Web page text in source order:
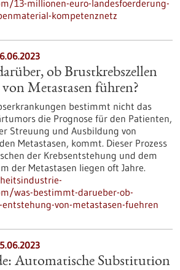
13-millionen-euro-landesfoerderung-
kompetenznetz
ob Brustkrebszellen
Metastasen führen?
bestimmt nicht das
die Prognose für den Patienten,
Streuung und Ausbildung von
Metastasen, kommt. Dieser Prozess
der Krebsentstehung und dem
der Metastasen liegen oft Jahre.
was-bestimmt-darueber-ob-
von-metastasen-fuehren
Automatische Substitution